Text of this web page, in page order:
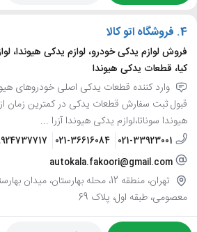
4. فروشگاه اتو کالا
فروش لوازم یدکی خودرو، لوازم یدکی هیوندا،
کیا، قطعات یدکی هیوندا
وارد کننده قطعات یدکی اصلی خودروهای
قبول ثبت سفارش قطعات یدکی در کمترین زمان
هیوندا سوناتا،لوازم یدکی هیوندا آزرا ...
021-33923001
021-36616084
autokala.fakoori@gmail.com
تهران، منطقه 12، محله بهارستان،
معصومی، طبقه اول، پلاک 69